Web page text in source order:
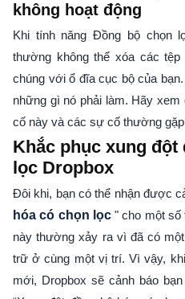
không hoạt động
Khi tính năng Đồng bộ chọn
thường không thể xóa các
chúng với ổ đĩa cục bộ của
những gì nó phải làm. Hãy
cố này và các sự cố thường
Khắc phục xung đột
lọc Dropbox
Đôi khi, bạn có thể nhận được
hóa có chọn lọc" cho một số
này thường xảy ra vì đã có
trữ ở cùng một vị trí. Vì vậy,
mới, Dropbox sẽ cảnh báo